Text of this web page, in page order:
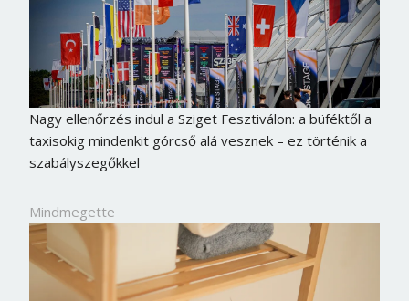
Nagy ellenőrzés indul a Sziget Fesztiválon: a büféktől a
taxisokig mindenkit górcső alá vesznek – ez történik a
szabályszegőkkel
Mindmegette